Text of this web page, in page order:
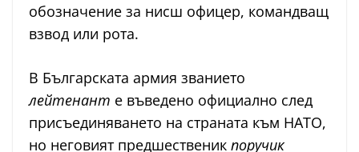
обозначение за нисш офицер, командващ
взвод или рота.
В Българската армия званието
лейтенант е въведено официално след
присъединяването на страната към НАТО,
но неговият предшественик поручик